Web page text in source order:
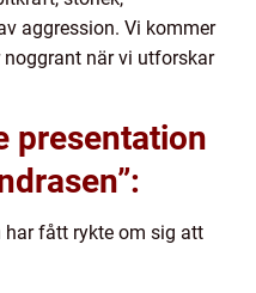
aggression. Vi kommer
när vi utforskar
presentation
har fått rykte om sig att